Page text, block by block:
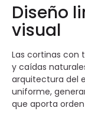
Diseño
visual
Las cortinas con
y caídas
arquitectura del
uniforme,
que aporta